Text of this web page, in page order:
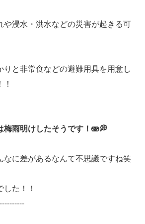
や浸水・洪水などの災害が起きる可
りと非常食などの避難用具を用意し
梅雨明けしたそうです！🫨💭
なに差があるなんて不思議ですね笑
た！！